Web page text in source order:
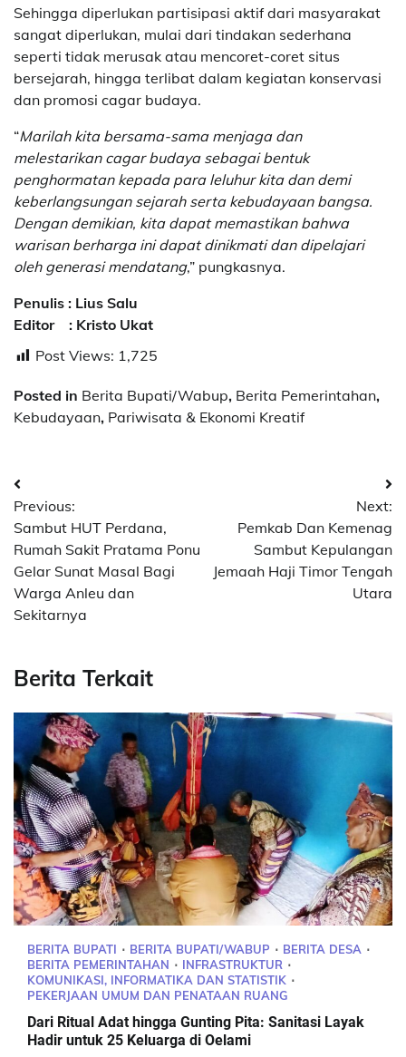
Sehingga diperlukan partisipasi aktif dari masyarakat
sangat diperlukan, mulai dari tindakan sederhana
seperti tidak merusak atau mencoret-coret situs
bersejarah, hingga terlibat dalam kegiatan konservasi
dan promosi cagar budaya.
“Marilah kita bersama-sama menjaga dan
melestarikan cagar budaya sebagai bentuk
penghormatan kepada para leluhur kita dan demi
keberlangsungan sejarah serta kebudayaan bangsa.
Dengan demikian, kita dapat memastikan bahwa
warisan berharga ini dapat dinikmati dan dipelajari
oleh generasi mendatang,” pungkasnya.
Penulis : Lius Salu
Editor : Kristo Ukat
Post Views: 1,725
Posted in Berita Bupati/Wabup, Berita Pemerintahan,
Kebudayaan, Pariwisata & Ekonomi Kreatif
Post
navigation
Previous:
Sambut HUT Perdana,
Rumah Sakit Pratama Ponu
Gelar Sunat Masal Bagi
Warga Anleu dan
Sekitarnya
Next:
Pemkab Dan Kemenag
Sambut Kepulangan
Jemaah Haji Timor Tengah
Utara
Berita Terkait
BERITA BUPATI BERITA BUPATI/WABUP
BERITA DESA
BERITA PEMERINTAHAN
INFRASTRUKTUR
KOMUNIKASI, INFORMATIKA DAN STATISTIK
PEKERJAAN UMUM DAN PENATAAN RUANG
Dari Ritual Adat hingga Gunting Pita: Sanitasi Layak
Hadir untuk 25 Keluarga di Oelami